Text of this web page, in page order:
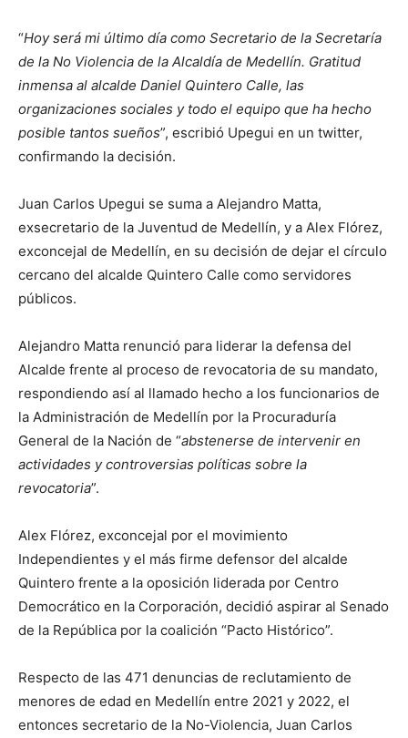
“Hoy será mi último día como Secretario de la Secretaría
de la No Violencia de la Alcaldía de Medellín. Gratitud
inmensa al alcalde Daniel Quintero Calle, las
organizaciones sociales y todo el equipo que ha hecho
posible tantos sueños”, escribió Upegui en un twitter,
confirmando la decisión.
Juan Carlos Upegui se suma a Alejandro Matta,
exsecretario de la Juventud de Medellín, y a Alex Flórez,
exconcejal de Medellín, en su decisión de dejar el círculo
cercano del alcalde Quintero Calle como servidores
públicos.
Alejandro Matta renunció para liderar la defensa del
Alcalde frente al proceso de revocatoria de su mandato,
respondiendo así al llamado hecho a los funcionarios de
la Administración de Medellín por la Procuraduría
General de la Nación de “abstenerse de intervenir en
actividades y controversias políticas sobre la
revocatoria”.
Alex Flórez, exconcejal por el movimiento
Independientes y el más firme defensor del alcalde
Quintero frente a la oposición liderada por Centro
Democrático en la Corporación, decidió aspirar al Senado
de la República por la coalición “Pacto Histórico”.
Respecto de las 471 denuncias de reclutamiento de
menores de edad en Medellín entre 2021 y 2022, el
entonces secretario de la No-Violencia, Juan Carlos